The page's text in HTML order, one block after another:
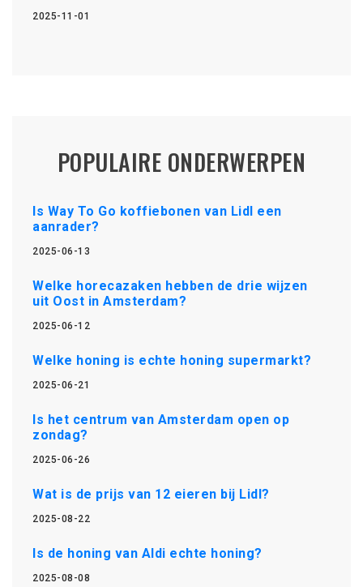
2025-11-01
POPULAIRE ONDERWERPEN
Is Way To Go koffiebonen van Lidl een
aanrader?
2025-06-13
Welke horecazaken hebben de drie wijzen
uit Oost in Amsterdam?
2025-06-12
Welke honing is echte honing supermarkt?
2025-06-21
Is het centrum van Amsterdam open op
zondag?
2025-06-26
Wat is de prijs van 12 eieren bij Lidl?
2025-08-22
Is de honing van Aldi echte honing?
2025-08-08